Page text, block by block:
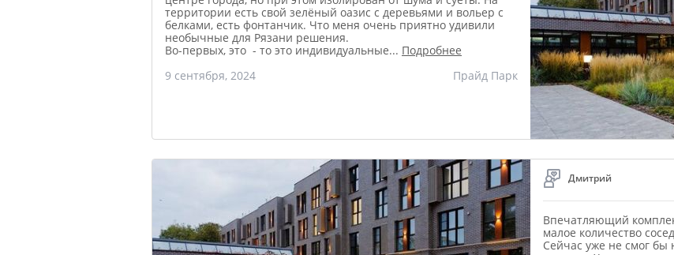
территории есть свой зелёный оазис с деревьями и вольер с
белками, есть фонтанчик. Что меня очень приятно удивили
необычные для Рязани решения.
Во-первых, это - то это индивидуальные... Подробнее
9 сентября, 2024
Прайд Парк
Дмитрий
Впечатляющий
малое количество
Сейчас уже не смог бы